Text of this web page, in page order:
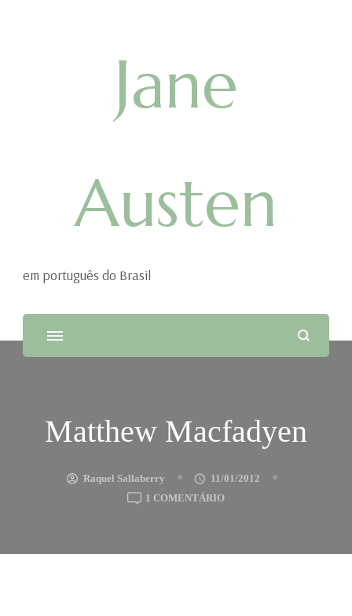
Jane
Austen
em português do Brasil
Matthew Macfadyen
Raquel Sallaberry
11/01/2012
1 COMENTÁRIOEM